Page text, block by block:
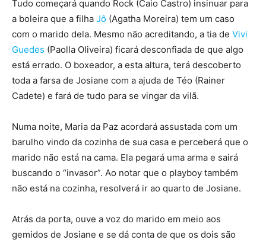
Tudo começará quando Rock (Caio Castro) insinuar para
a boleira que a filha Jô (Agatha Moreira) tem um caso
com o marido dela. Mesmo não acreditando, a tia de Vivi
Guedes (Paolla Oliveira) ficará desconfiada de que algo
está errado. O boxeador, a esta altura, terá descoberto
toda a farsa de Josiane com a ajuda de Téo (Rainer
Cadete) e fará de tudo para se vingar da vilã.
Numa noite, Maria da Paz acordará assustada com um
barulho vindo da cozinha de sua casa e perceberá que o
marido não está na cama. Ela pegará uma arma e sairá
buscando o “invasor”. Ao notar que o playboy também
não está na cozinha, resolverá ir ao quarto de Josiane.
Atrás da porta, ouve a voz do marido em meio aos
gemidos de Josiane e se dá conta de que os dois são